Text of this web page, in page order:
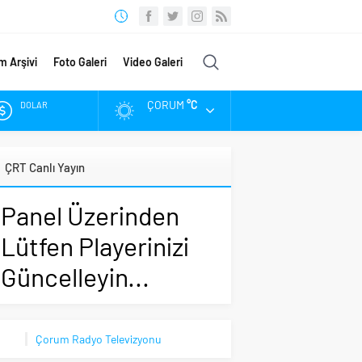
Arşivi Foto Galeri Video Galeri
DOLAR
ALTIN
BIST
ÇORUM °C
ÇRT Canlı Yayın
Panel Üzerinden
Lütfen Playerinizi
Güncelleyin...
Çorum Radyo Televizyonu